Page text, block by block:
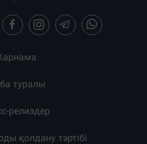
туралы
релиздер
қолдану тәртібі